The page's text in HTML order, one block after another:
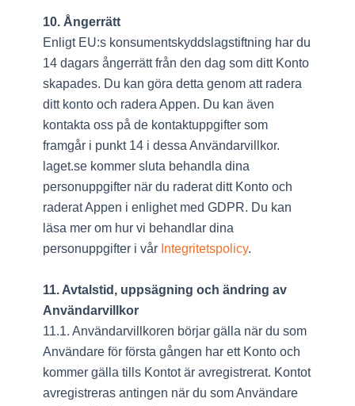
10. Ångerrätt
Enligt EU:s konsumentskyddslagstiftning har du
14 dagars ångerrätt från den dag som ditt Konto
skapades. Du kan göra detta genom att radera
ditt konto och radera Appen. Du kan även
kontakta oss på de kontaktuppgifter som
framgår i punkt 14 i dessa Användarvillkor.
laget.se kommer sluta behandla dina
personuppgifter när du raderat ditt Konto och
raderat Appen i enlighet med GDPR. Du kan
läsa mer om hur vi behandlar dina
personuppgifter i vår Integritetspolicy.
11. Avtalstid, uppsägning och ändring av
Användarvillkor
11.1. Användarvillkoren börjar gälla när du som
Användare för första gången har ett Konto och
kommer gälla tills Kontot är avregistrerat. Kontot
avregistreras antingen när du som Användare